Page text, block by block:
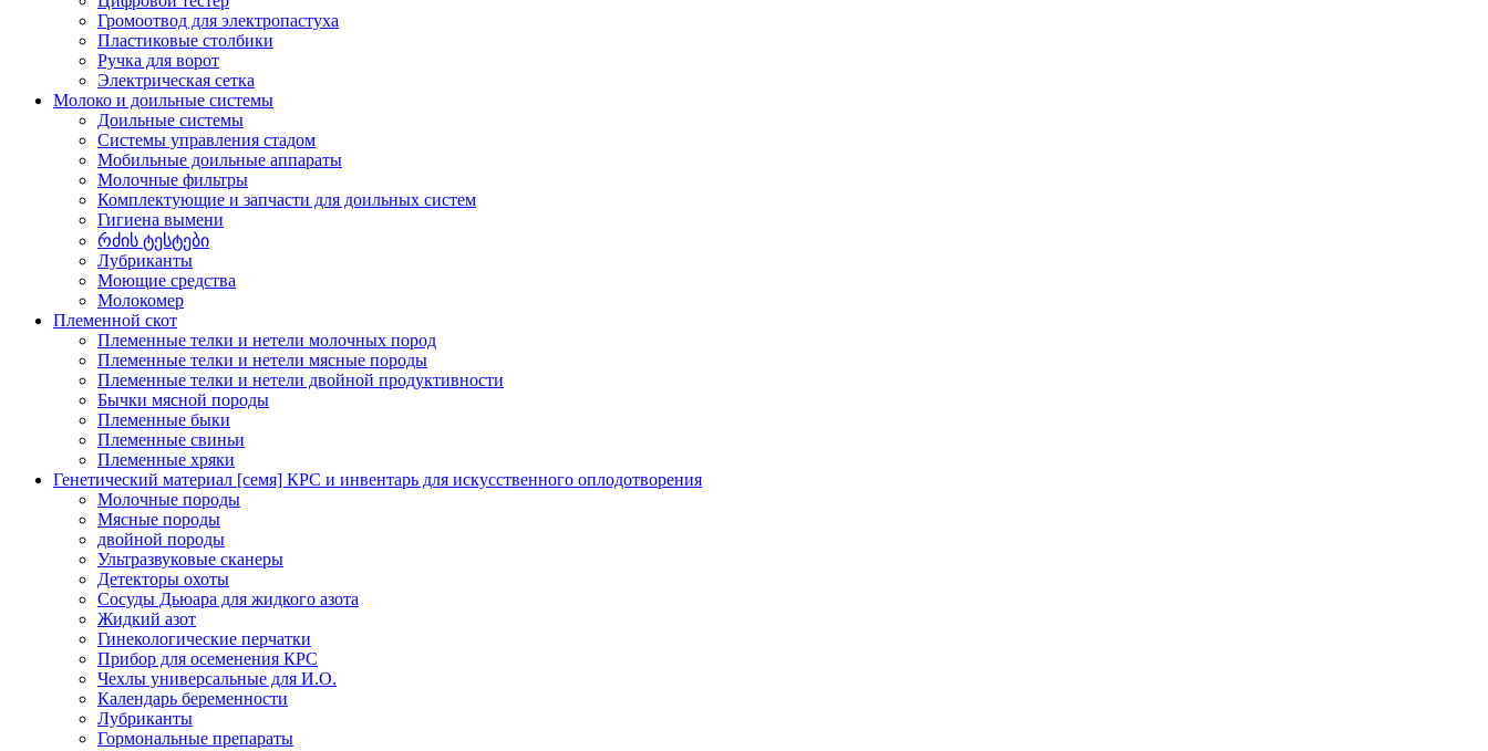
Громоотвод для электропастуха
Пластиковые столбики
Ручка для ворот
Электрическая сетка
Молоко и доильные системы
Доильные системы
Системы управления стадом
Мобильные доильные аппараты
Молочные фильтры
Комплектующие и запчасти для доильных систем
Гигиена вымени
რძის ტესტები
Лубриканты
Моющие средства
Молокомер
Племенной скот
Племенные телки и нетели молочных пород
Племенные телки и нетели мясные породы
Племенные телки и нетели двойной продуктивности
Бычки мясной породы
Племенные быки
Племенные свиньи
Племенные хряки
Генетический материал [семя] КРС и инвентарь для искусственного оплодотворения
Молочные породы
Мясные породы
двойной породы
Ультразвуковые сканеры
Детекторы охоты
Сосуды Дьюара для жидкого азота
Жидкий азот
Гинекологические перчатки
Прибор для осеменения КРС
Чехлы универсальные для И.О.
Календарь беременности
Лубриканты
Гормональные препараты